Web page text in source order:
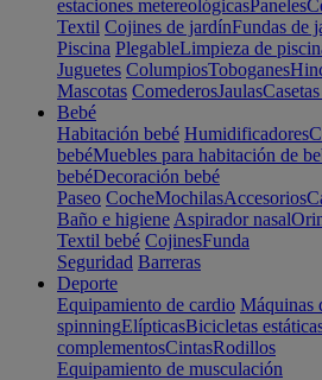
estaciones metereológicasPaneles
Textil Cojines de jardínFundas de
Piscina PlegableLimpieza de
Juguetes ColumpiosToboganes
Mascotas ComederosJaulas
Bebé
Habitación bebé Humidificadores
bebéMuebles para habitación de
bebéDecoración bebé
Paseo CocheMochilasAccesorios
Baño e higiene Aspirador nasal
Textil bebé CojinesFunda
Seguridad Barreras
Deporte
Equipamiento de cardio Máquinas
spinningElípticasBicicletas
complementosCintasRodillos
Equipamiento de musculación